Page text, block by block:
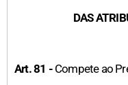
DAS
Art. 81 -Compete ao